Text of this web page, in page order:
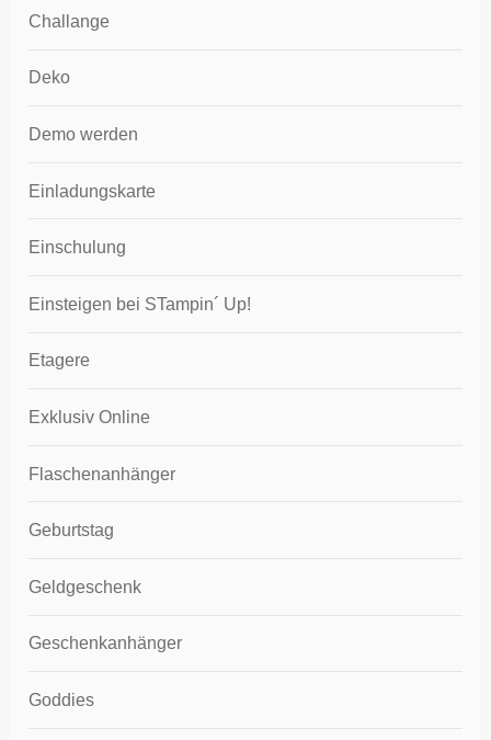
Challange
Deko
Demo werden
Einladungskarte
Einschulung
Einsteigen bei STampin´ Up!
Etagere
Exklusiv Online
Flaschenanhänger
Geburtstag
Geldgeschenk
Geschenkanhänger
Goddies